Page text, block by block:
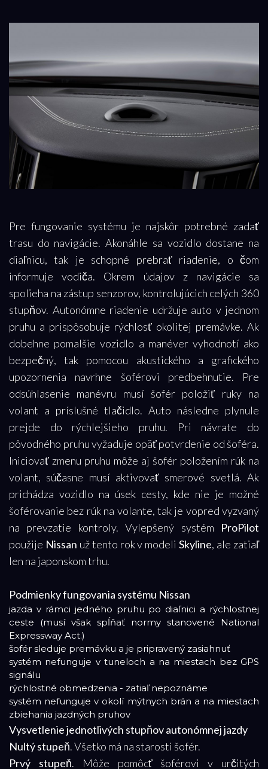
Pre fungovanie systému je najskôr potrebné zadať
trasu do navigácie. Akonáhle sa vozidlo dostane na
diaľnicu, tak je schopné prebrať riadenie, o čom
informuje vodiča. Okrem údajov z navigácie sa
spolieha na zástup senzorov, kontrolujúcich celých 360
stupňov. Autonómne riadenie udržuje auto v jednom
pruhu a prispôsobuje rýchlosť okolitej premávke. Ak
dobehne pomalšie vozidlo a manéver vyhodnotí ako
bezpečný, tak pomocou akustického a grafického
upozornenia navrhne šoférovi predbehnutie. Pre
odsúhlasenie manévru musí šofér položiť ruky na
volant a príslušné tlačidlo. Auto následne plynule
prejde do rýchlejšieho pruhu. Pri návrate do
pôvodného pruhu vyžaduje opäť potvrdenie od šoféra.
Iniciovať zmenu pruhu môže aj šofér položením rúk na
volant, súčasne musí aktivovať smerové svetlá. Ak
prichádza vozidlo na úsek cesty, kde nie je možné
šoférovanie bez rúk na volante, tak je vopred vyzvaný
na prevzatie kontroly. Vylepšený systém ProPilot
použije Nissan už tento rok v modeliSkyline, ale zatiaľ
len na japonskom trhu.
Podmienky fungovania systému Nissan
jazda v rámci jedného pruhu po diaľnici a rýchlostnej
ceste (musí však spĺňať normy stanovené National
Expressway Act.)
šofér sleduje premávku a je pripravený zasiahnuť
systém nefunguje v tuneloch a na miestach bez GPS
signálu
rýchlostné obmedzenia - zatiaľ nepoznáme
systém nefunguje v okolí mýtnych brán a na miestach
zbiehania jazdných pruhov
Vysvetlenie jednotlivých stupňov autonómnej jazdy
Nultý stupeň. Všetko má na starosti šofér.
Prvý stupeň. Môže pomôcť šoférovi v určitých